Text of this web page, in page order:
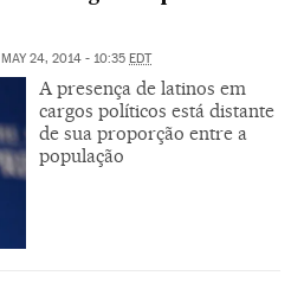
MAY 24, 2014 - 10:35 EDT
A presença de latinos em
cargos políticos está distante
de sua proporção entre a
população